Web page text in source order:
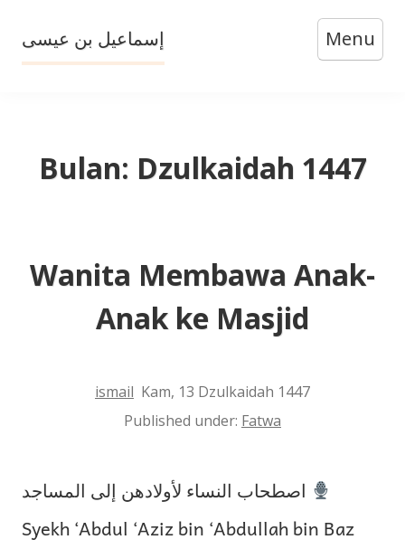
content
إسماعيل بن عيسى Menu
Bulan: Dzulkaidah 1447
Wanita Membawa Anak-
Anak ke Masjid
ismail Kam, 13 Dzulkaidah 1447
Published under: Fatwa
Syekh ‘Abdul ‘Aziz bin ‘Abdullah bin Baz